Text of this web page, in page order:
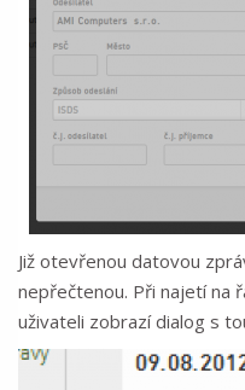
Již otevřenou datovou
nepřečtenou. Při najetí na
uživateli zobrazí dialog s